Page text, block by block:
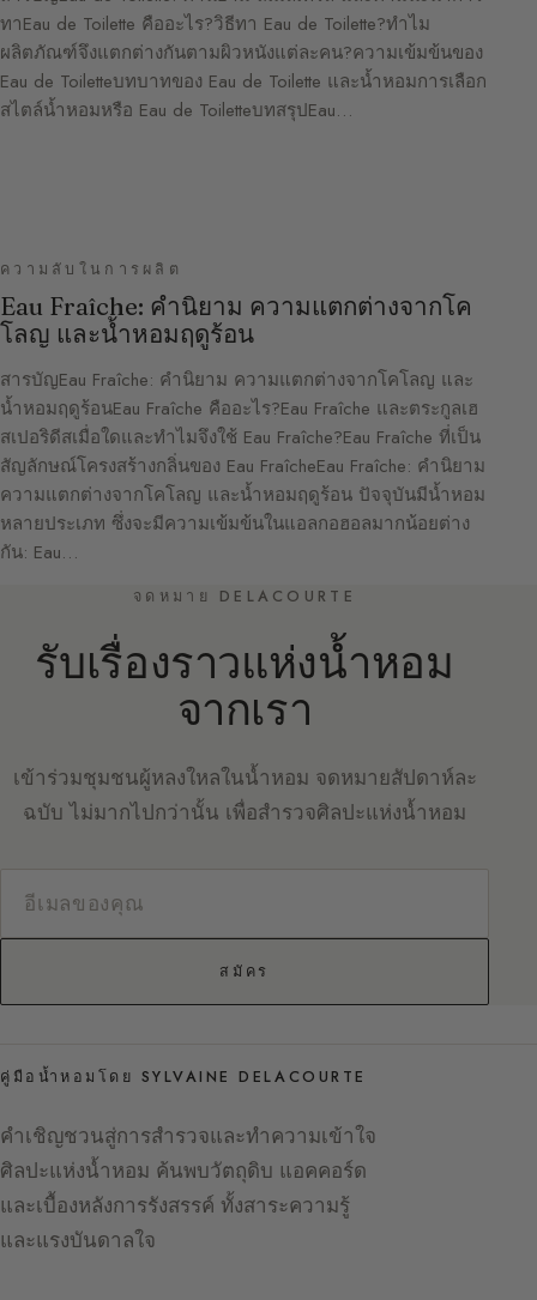
ทาEau de Toilette คืออะไร?วิธีทา Eau de Toilette?ทำไม
ผลิตภัณฑ์จึงแตกต่างกันตามผิวหนังแต่ละคน?ความเข้มข้นของ
Eau de Toiletteบทบาทของ Eau de Toilette และน้ำหอมการเลือก
สไตล์น้ำหอมหรือ Eau de ToiletteบทสรุปEau…
ความลับในการผลิต
Eau Fraîche: คำนิยาม ความแตกต่างจากโค
โลญ และน้ำหอมฤดูร้อน
สารบัญEau Fraîche: คำนิยาม ความแตกต่างจากโคโลญ และ
น้ำหอมฤดูร้อนEau Fraîche คืออะไร?Eau Fraîche และตระกูลเฮ
สเปอริดีสเมื่อใดและทำไมจึงใช้ Eau Fraîche?Eau Fraîche ที่เป็น
สัญลักษณ์โครงสร้างกลิ่นของ Eau FraîcheEau Fraîche: คำนิยาม
ความแตกต่างจากโคโลญ และน้ำหอมฤดูร้อน ปัจจุบันมีน้ำหอม
หลายประเภท ซึ่งจะมีความเข้มข้นในแอลกอฮอลมากน้อยต่าง
กัน: Eau…
จดหมาย DELACOURTE
รับเรื่องราวแห่งน้ำหอม
จากเรา
เข้าร่วมชุมชนผู้หลงใหลในน้ำหอม จดหมายสัปดาห์ละ
ฉบับ ไม่มากไปกว่านั้น เพื่อสำรวจศิลปะแห่งน้ำหอม
สมัคร
คู่มือน้ำหอมโดย SYLVAINE DELACOURTE
คำเชิญชวนสู่การสำรวจและทำความเข้าใจ
ศิลปะแห่งน้ำหอม ค้นพบวัตถุดิบ แอคคอร์ด
และเบื้องหลังการรังสรรค์ ทั้งสาระความรู้
และแรงบันดาลใจ